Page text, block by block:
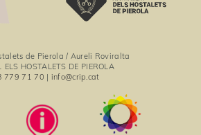
de Pierola / Aureli Roviralta
HOSTALETS DE PIEROLA
779 71 70 | info@crip.cat